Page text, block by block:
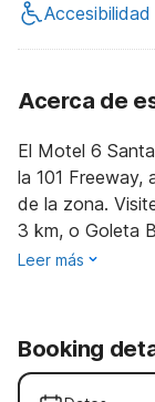
Acerca de
El Motel 6
la 101 Freeway,
de la zona.
3 km, o Goleta
Leer más
Booking